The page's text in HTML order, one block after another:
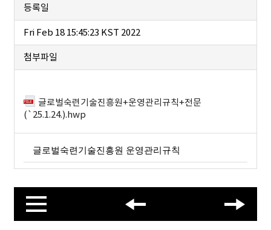
등록일
Fri Feb 18 15:45:23 KST 2022
첨부파일
글로벌숙련기술진흥원+운영관리규칙+전문
(`25.1.24.).hwp
글로벌숙련기술진흥원 운영관리규칙